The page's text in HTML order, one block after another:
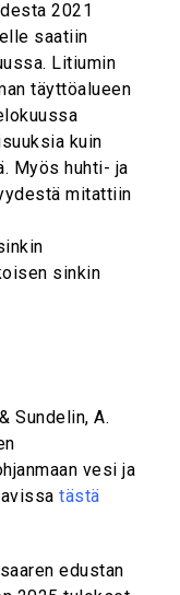
2021
saatiin
Litiumin
täyttöalueen
kuin
Myös huhti- ja
mitattiin
sinkin
Sundelin, A.
vesi ja
tästä
edustan